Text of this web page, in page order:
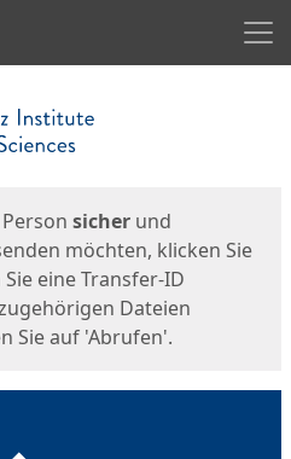
sicher und
möchten, klicken Sie
eine Transfer-ID
Dateien
Sie auf 'Abrufen'.